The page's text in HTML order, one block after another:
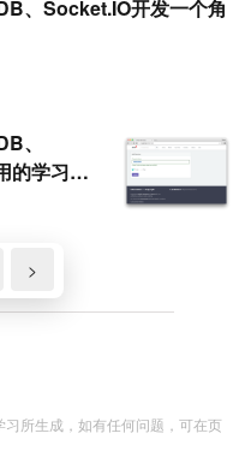
、Socket.IO开发一个角
、
的学习过
>
所生成，如有任何问题，可在页